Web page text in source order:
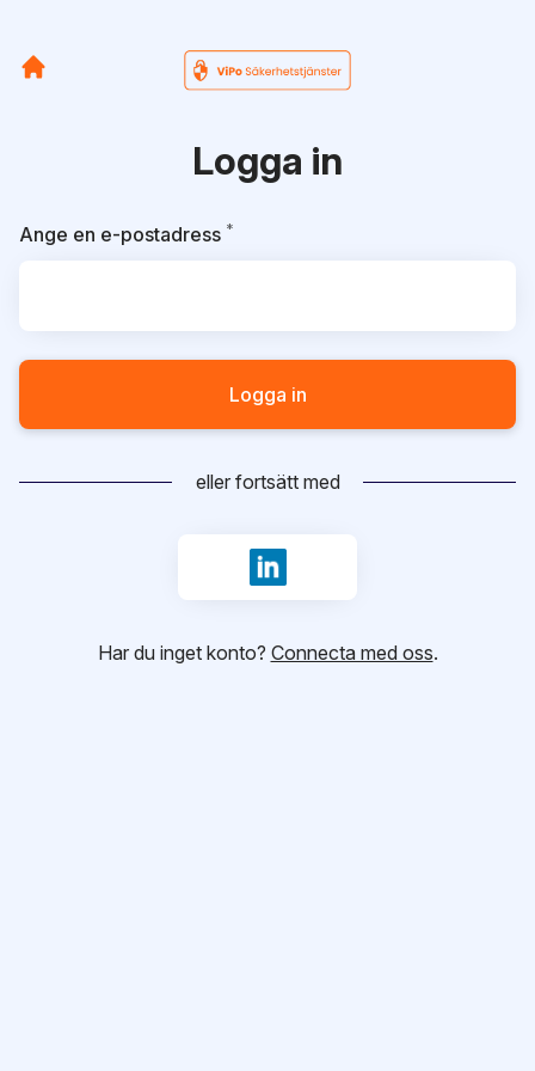
Logga in
Ange en e-postadress *
Logga in
eller fortsätt med
Logga in med LinkedIn
Har du inget konto? Connecta med oss.